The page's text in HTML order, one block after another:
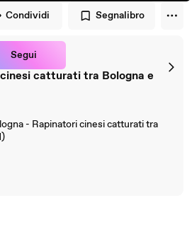
Condividi Segnalibro
Segui
catturati tra Bologna e
- Rapinatori cinesi catturati tra